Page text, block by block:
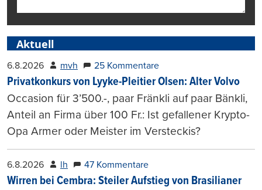
Aktuell
6.8.2026 mvh 25 Kommentare
Privatkonkurs von Lyyke-Pleitier Olsen: Alter Volvo
Occasion für 3’500.-, paar Fränkli auf paar Bänkli,
Anteil an Firma über 100 Fr.: Ist gefallener Krypto-
Opa Armer oder Meister im Versteckis?
6.8.2026 lh 47 Kommentare
Wirren bei Cembra: Steiler Aufstieg von Brasilianer